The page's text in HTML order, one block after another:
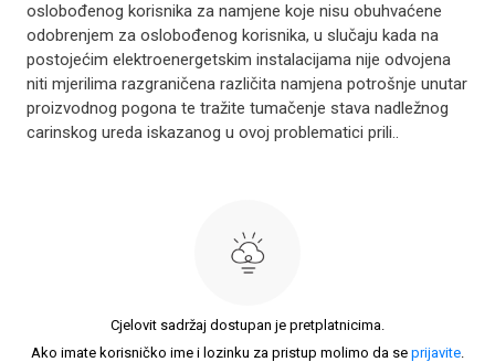
oslobođenog korisnika za namjene koje nisu obuhvaćene
odobrenjem za oslobođenog korisnika, u slučaju kada na
postojećim elektroenergetskim instalacijama nije odvojena
niti mjerilima razgraničena različita namjena potrošnje unutar
proizvodnog pogona te tražite tumačenje stava nadležnog
carinskog ureda iskazanog u ovoj problematici prili..
Cjelovit sadržaj dostupan je pretplatnicima.
Ako imate korisničko ime i lozinku za pristup molimo da se prijavite.